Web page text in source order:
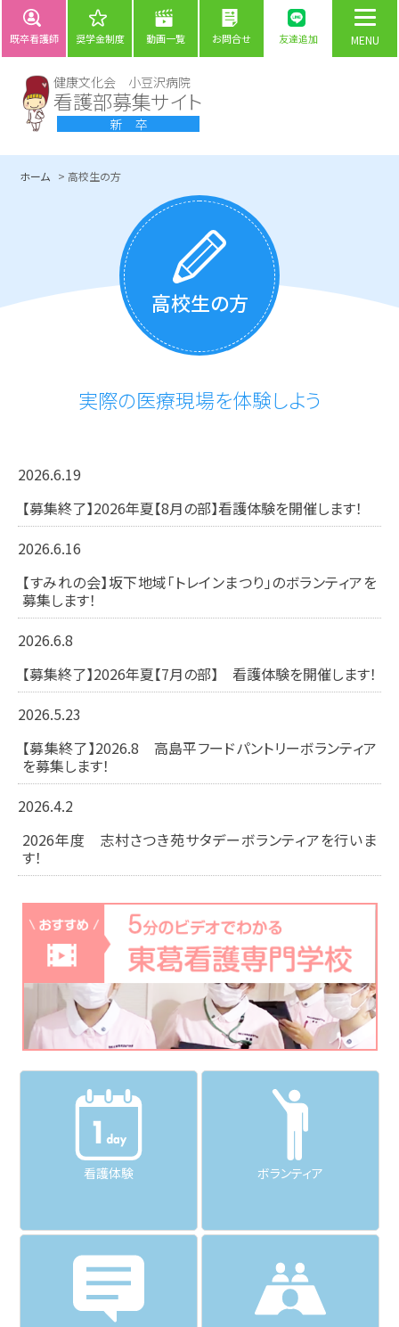
既卒看護師 奨学金制度 動画一覧 お問合せ 友達追加
健康文化会 小豆沢病院
看護部募集サイト
新 卒
ホーム 高校生の方
高校生の方
実際の医療現場を体験しよう
2026.6.19
【募集終了】2026年夏【8月の部】看護体験を開催します！
2026.6.16
【すみれの会】坂下地域「トレインまつり」のボランティアを
募集します！
2026.6.8
【募集終了】2026年夏【7月の部】 看護体験を開催します！
2026.5.23
【募集終了】2026.8 高島平フードパントリーボランティア
を募集します！
2026.4.2
2026年度 志村さつき苑サタデーボランティアを行いま
す！
看護体験 ボランティア